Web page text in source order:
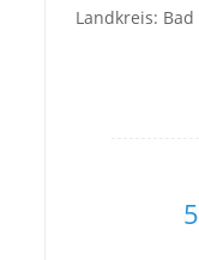
Landkreis: